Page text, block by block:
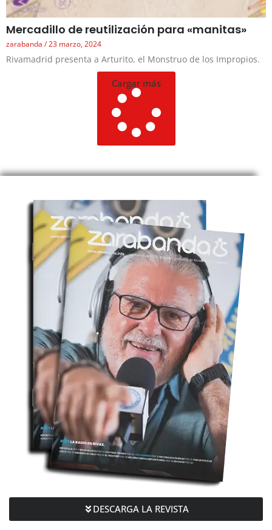
Mercadillo de reutilización para «manitas»
zarabanda 23 marzo, 2024
Rivamadrid presenta a Arturito, el Monstruo de los Impropios.
Cargar más
DESCARGA LA REVISTA